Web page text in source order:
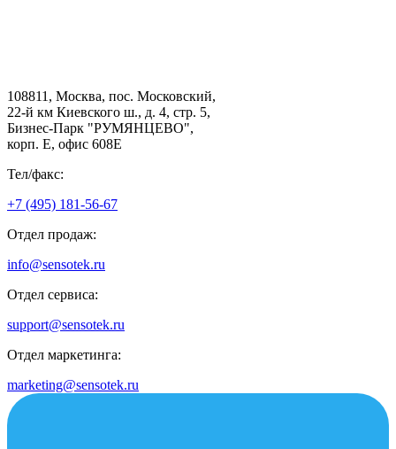
108811, Москва, пос. Московский,
22-й км Киевского ш., д. 4, стр. 5,
Бизнес-Парк "РУМЯНЦЕВО",
корп. Е, офис 608E
Тел/факс:
+7 (495) 181-56-67
Отдел продаж:
info@sensotek.ru
Отдел сервиса:
support@sensotek.ru
Отдел маркетинга:
marketing@sensotek.ru